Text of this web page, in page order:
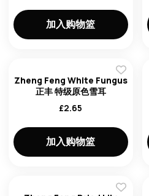
加入购物篮
Zheng Feng White Fungus
正丰 特级原色雪耳
£2.65
加入购物篮